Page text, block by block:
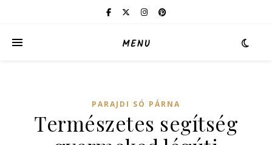
MENU
PARAJDI SÓ PÁRNA
Természetes segítség